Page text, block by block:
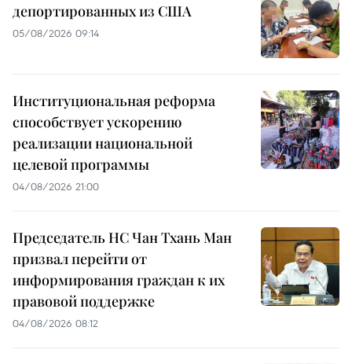
депортированных из США
05/08/2026 09:14
Институциональная реформа
способствует ускорению
реализации национальной
целевой программы
04/08/2026 21:00
Председатель НС Чан Тхань Ман
призвал перейти от
информирования граждан к их
правовой поддержке
04/08/2026 08:12